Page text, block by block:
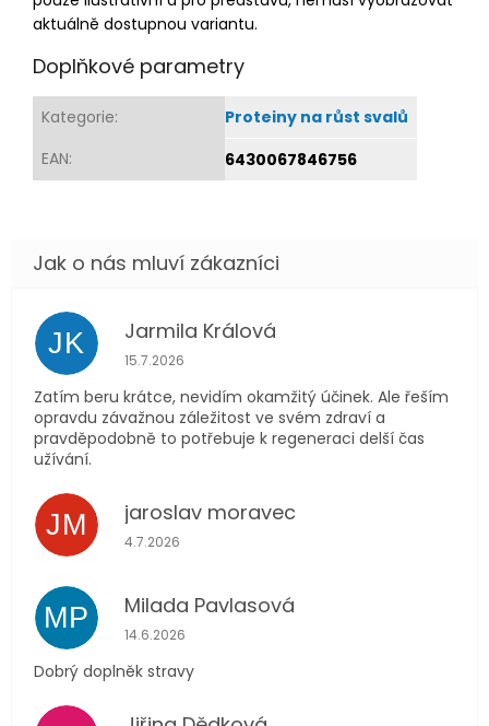
aktuálně dostupnou variantu.
Doplňkové parametry
Kategorie:
Proteiny na růst svalů
EAN: 6430067846756
JK Jarmila Králová
Hodnocení obchodu je 5 z 5 hvězdiček.
15.7.2026
Zatím beru krátce, nevidím okamžitý účinek. Ale řeším
opravdu závažnou záležitost ve svém zdraví a
pravděpodobně to potřebuje k regeneraci delší čas
užívání.
JM jaroslav moravec
Hodnocení obchodu je 5 z 5 hvězdiček.
4.7.2026
MP Milada Pavlasová
Hodnocení obchodu je 5 z 5 hvězdiček.
14.6.2026
Dobrý doplněk stravy